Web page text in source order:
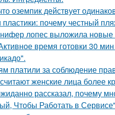
оземпик действует
почему честный
лопес выложила
время готовки 30
платили за соблюдение
женские лица более
рассказал, почему
Чтобы Работать в